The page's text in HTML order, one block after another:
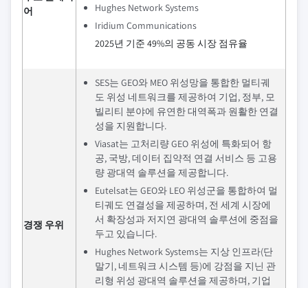
어
Hughes Network Systems
Iridium Communications
2025년 기준 49%의 공동 시장 점유율
경쟁 우위
SES는 GEO와 MEO 위성망을 통합한 멀티궤
도 위성 네트워크를 제공하여 기업, 정부, 모
빌리티 분야에 유연한 대역폭과 원활한 연결
성을 지원합니다.
Viasat는 고처리량 GEO 위성에 특화되어 항
공, 국방, 데이터 집약적 연결 서비스 등 고용
량 광대역 솔루션을 제공합니다.
Eutelsat는 GEO와 LEO 위성군을 통합하여 멀
티궤도 연결성을 제공하며, 전 세계 시장에
서 확장성과 저지연 광대역 솔루션에 중점을
두고 있습니다.
Hughes Network Systems는 지상 인프라(단
말기, 네트워크 시스템 등)에 강점을 지닌 관
리형 위성 광대역 솔루션을 제공하며, 기업